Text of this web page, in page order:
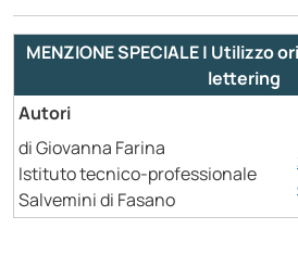
MENZIONE SPECIALE | Utilizzo
lettering
Autori
di Giovanna Farina
Istituto tecnico-professionale
Salvemini di Fasano